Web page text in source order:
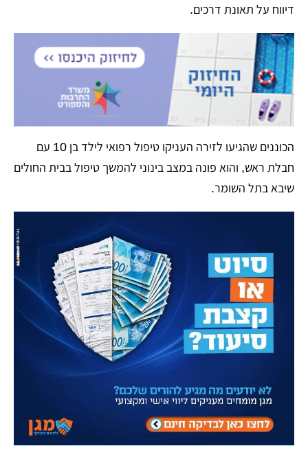
דיווח על תאונת דרכים.
הכוננים שהגיעו לזירה העניקו טיפול רפואי לילד בן 10 עם
חבלת ראש, והוא פונה במצב בינוני להמשך טיפול בבית החולים
שיבא בתל השומר.